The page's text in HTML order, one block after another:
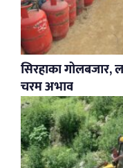
सिरहाका गोलबजार,
चरम अभाव